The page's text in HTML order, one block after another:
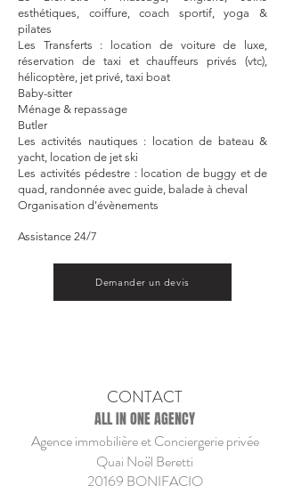
esthétiques, coiffure, coach sportif, yoga &
pilates
Les Transferts : location de voiture de luxe,
réservation de taxi et chauffeurs privés (vtc),
hélicoptère, jet privé, taxi boat
Baby-sitter
Ménage & repassage
Butler
Les activités nautiques : location de bateau &
yacht, location de jet ski
Les activités pédestre : location de buggy et de
quad, randonnée avec guide, balade à cheval
Organisation d'évènements
Assistance 24/7
Demander un devis
CONTACT
ALL IN ONE AGENCY
Agence immobilière et Conciergerie privée
Quai Noël Beretti
20169 BONIFACIO